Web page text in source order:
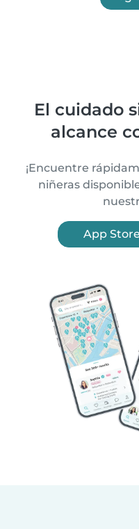
El cuidado
alcance
¡Encuentre
niñeras
App Store